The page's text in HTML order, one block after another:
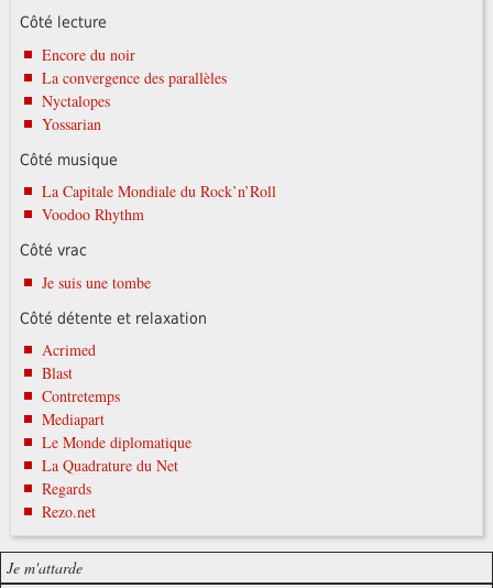
Côté lecture
Encore du noir
La convergence des parallèles
Nyctalopes
Yossarian
Côté musique
La Capitale Mondiale du Rock’n’Roll
Voodoo Rhythm
Côté vrac
Je suis une tombe
Côté détente et relaxation
Acrimed
Blast
Contretemps
Mediapart
Le Monde diplomatique
La Quadrature du Net
Regards
Rezo.net
Je m'attarde